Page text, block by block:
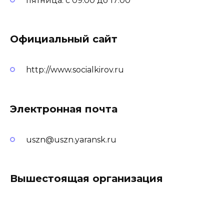
Официальный сайт
http://www.socialkirov.ru
Электронная почта
uszn@uszn.yaransk.ru
Вышестоящая организация